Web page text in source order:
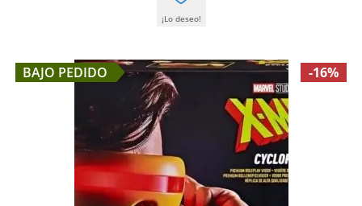
¡Lo deseo!
BAJO PEDIDO -16%